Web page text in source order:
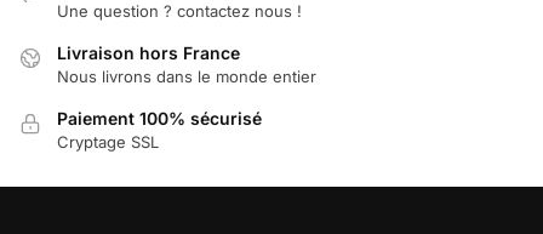
Une question ? contactez nous !
Livraison hors France
Nous livrons dans le monde entier
Paiement 100% sécurisé
Cryptage SSL